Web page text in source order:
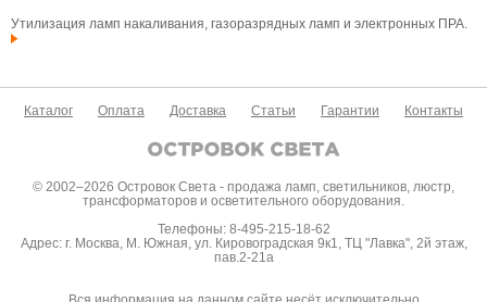
Утилизация ламп накаливания, газоразрядных ламп и электронных ПРА.
Каталог Оплата Доставка Статьи Гарантии Контакты
© 2002–2026 Островок Света - продажа ламп, светильников, люстр,
трансформаторов и осветительного оборудования.
Телефоны: 8-495-215-18-62
Адрес: г. Москва, М. Южная, ул. Кировоградская 9к1, ТЦ "Лавка", 2й этаж,
пав.2-21а